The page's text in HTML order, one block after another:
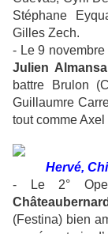
Stéphane
Gilles Zech.
- Le 9 novembre
Julien Almansa
battre Brulon
Guillaumre
tout comme
Hervé,
- Le 2°
Châteaubernard
(Festina) bien